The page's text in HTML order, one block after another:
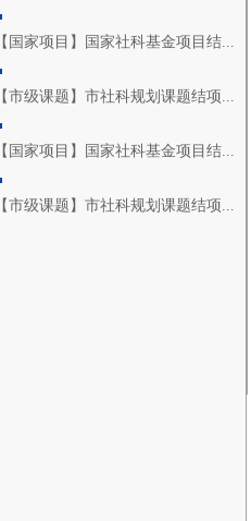
【国家项目】国家社科基金项目结...
【市级课题】市社科规划课题结项...
【国家项目】国家社科基金项目结...
【市级课题】市社科规划课题结项...